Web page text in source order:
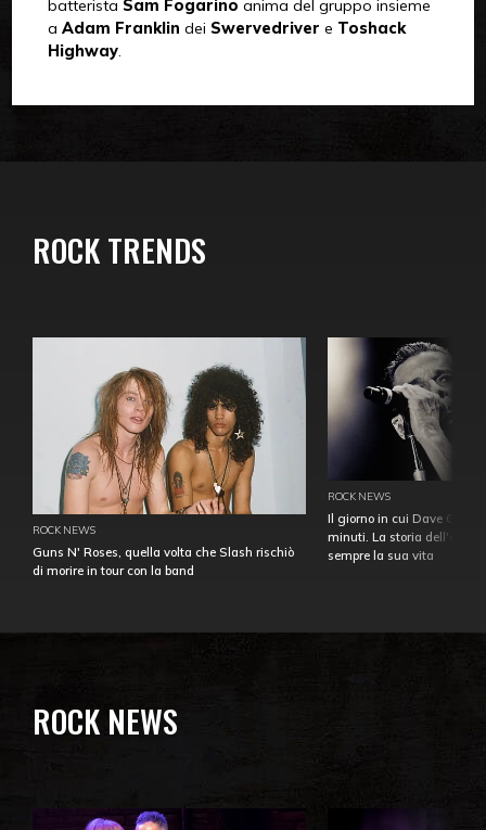
batterista Sam Fogarino anima del gruppo insieme
a Adam Franklin dei Swervedriver e Toshack
Highway.
ROCK TRENDS
ROCK NEWS
Guns N' Roses, quella volta che Slash rischiò
di morire in tour con la band
ROCK NEWS
Il giorno in cui Dave
minuti. La storia
sempre la sua vita
ROCK NEWS